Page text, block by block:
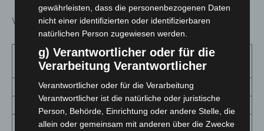
Verteilung nach Alter (seit Beginn der Erfassung):
Fallzahl Gesamt seit
Ausbruch
0 – 9 Jahre
967
20 – 29 Jahre
4056
gewährleisten, dass die personenbezogenen Daten
nicht einer identifizierten oder identifizierbaren
natürlichen Person zugewiesen werden.
g) Verantwortlicher oder für die
Verarbeitung Verantwortlicher
Verantwortlicher oder für die Verarbeitung
Verantwortlicher ist die natürliche oder juristische
Person, Behörde, Einrichtung oder andere Stelle, die
allein oder gemeinsam mit anderen über die Zwecke